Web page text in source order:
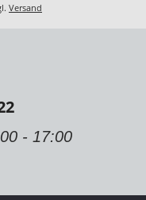
Versand
- 17:00